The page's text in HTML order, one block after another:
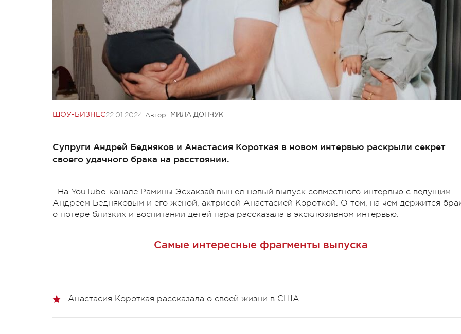
ШОУ-БИЗНЕС22.01.2024 Автор: МИЛА ДОНЧУК
Супруги Андрей Бедняков и Анастасия Короткая в новом интервью раскрыли секрет
своего удачного брака на расстоянии.
На YouTube-канале Рамины Эсхакзай вышел новый выпуск совместного интервью с ведущим
Андреем Бедняковым и его женой, актрисой Анастасией Короткой. О том, на чем держится
о потере близких и воспитании детей пара рассказала в эксклюзивном интервью.
Самые интересные фрагменты выпуска
Анастасия Короткая рассказала о своей жизни в США